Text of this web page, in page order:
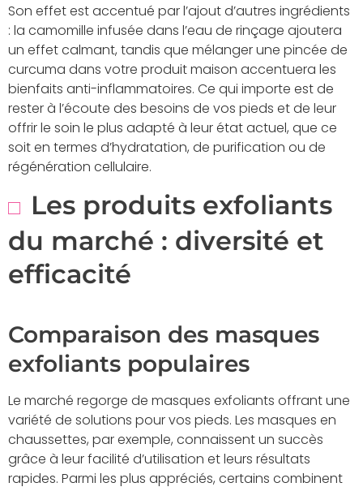
Son effet est accentué par l’ajout d’autres ingrédients
: la camomille infusée dans l’eau de rinçage ajoutera
un effet calmant, tandis que mélanger une pincée de
curcuma dans votre produit maison accentuera les
bienfaits anti-inflammatoires. Ce qui importe est de
rester à l’écoute des besoins de vos pieds et de leur
offrir le soin le plus adapté à leur état actuel, que ce
soit en termes d’hydratation, de purification ou de
régénération cellulaire.
Les produits exfoliants
du marché : diversité et
efficacité
Comparaison des masques
exfoliants populaires
Le marché regorge de masques exfoliants offrant une
variété de solutions pour vos pieds. Les masques en
chaussettes, par exemple, connaissent un succès
grâce à leur facilité d’utilisation et leurs résultats
rapides. Parmi les plus appréciés, certains combinent